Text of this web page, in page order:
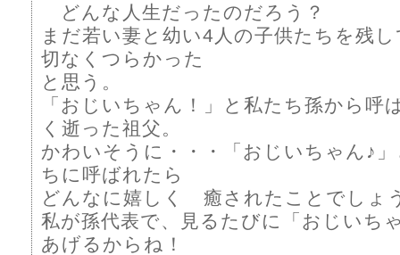
どんな人生だったのだろう？
まだ若い妻と幼い4人の子供たちを残
切なくつらかった
と思う。
「おじいちゃん！」と私たち孫から呼
く逝った祖父。
かわいそうに・・・「おじいちゃん♪
ちに呼ばれたら
どんなに嬉しく 癒されたことでしょ
私が孫代表で、見るたびに「おじいち
あげるからね！